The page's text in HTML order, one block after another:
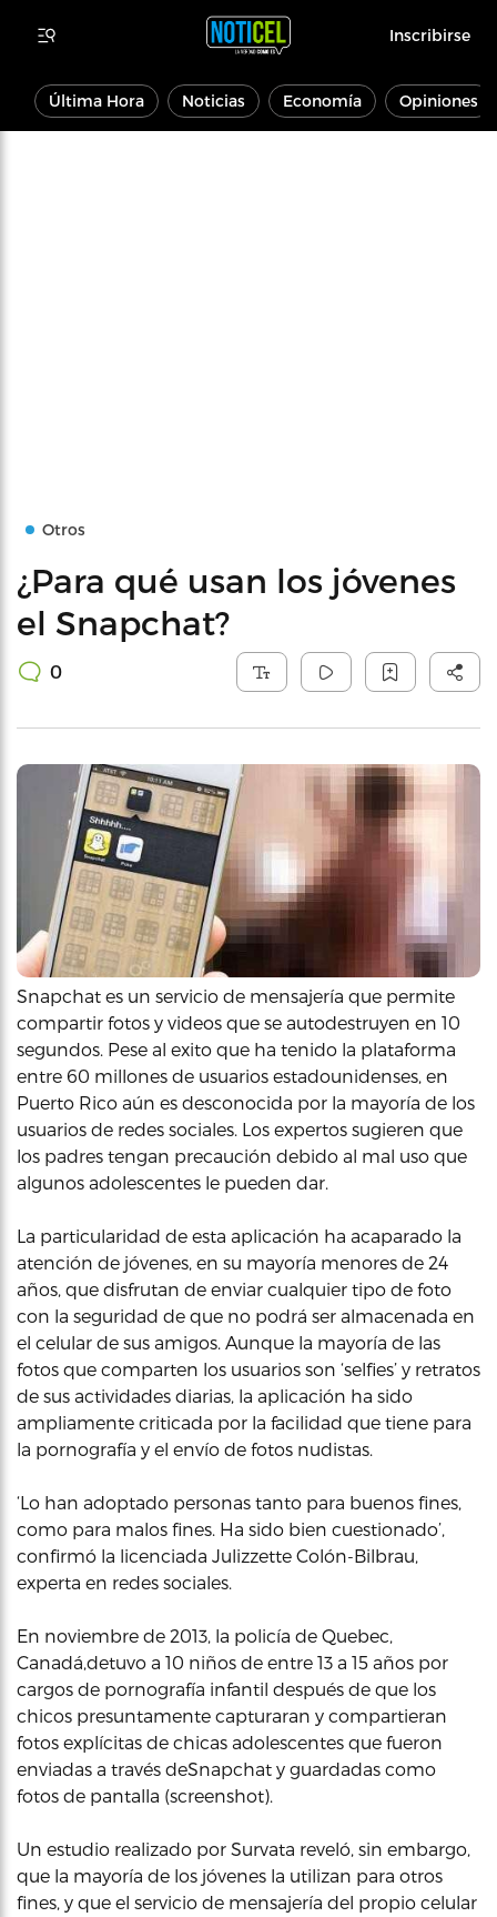
Inscribirse
Última Hora Noticias Economía Opiniones
Otros
¿Para qué usan los jóvenes
el Snapchat?
0
Snapchat es un servicio de mensajería que permite
compartir fotos y videos que se autodestruyen en 10
segundos. Pese al exito que ha tenido la plataforma
entre 60 millones de usuarios estadounidenses, en
Puerto Rico aún es desconocida por la mayoría de los
usuarios de redes sociales. Los expertos sugieren que
los padres tengan precaución debido al mal uso que
algunos adolescentes le pueden dar.
La particularidad de esta aplicación ha acaparado la
atención de jóvenes, en su mayoría menores de 24
años, que disfrutan de enviar cualquier tipo de foto
con la seguridad de que no podrá ser almacenada en
el celular de sus amigos. Aunque la mayoría de las
fotos que comparten los usuarios son ‘selfies’ y retratos
de sus actividades diarias, la aplicación ha sido
ampliamente criticada por la facilidad que tiene para
la pornografía y el envío de fotos nudistas.
‘Lo han adoptado personas tanto para buenos fines,
como para malos fines. Ha sido bien cuestionado’,
confirmó la licenciada Julizzette Colón-Bilbrau,
experta en redes sociales.
En noviembre de 2013, la policía de Quebec,
Canadá,detuvo a 10 niños de entre 13 a 15 años por
cargos de pornografía infantil después de que los
chicos presuntamente capturaran y compartieran
fotos explícitas de chicas adolescentes que fueron
enviadas a través deSnapchat y guardadas como
fotos de pantalla (screenshot).
Un estudio realizado por Survata reveló, sin embargo,
que la mayoría de los jóvenes la utilizan para otros
fines, y que el servicio de mensajería del propio celular